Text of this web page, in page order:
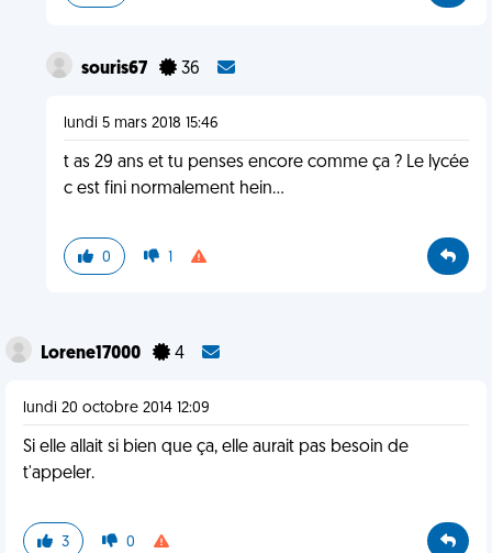
souris67 36
lundi 5 mars 2018 15:46
t as 29 ans et tu penses encore comme ça ? Le lycée
c est fini normalement hein...
0 1
Lorene17000 4
lundi 20 octobre 2014 12:09
Si elle allait si bien que ça, elle aurait pas besoin de
t'appeler.
3 0